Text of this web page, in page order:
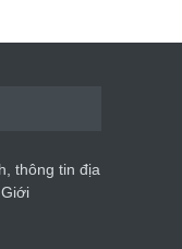
sẽ là khu
25/04/2020
thông tin địa